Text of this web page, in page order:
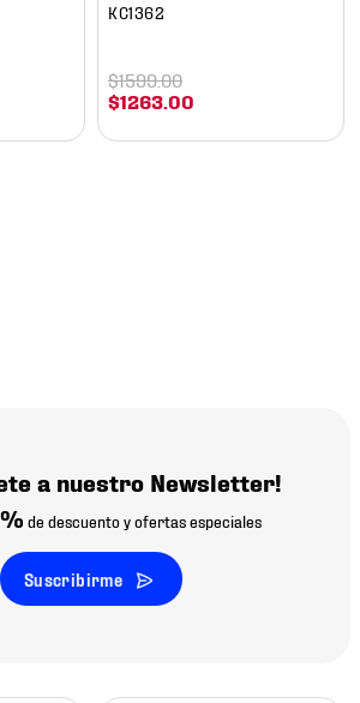
KC1362
$1263.00
$1599.00
a nuestro Newsletter!
de descuento y ofertas especiales
Suscribirme